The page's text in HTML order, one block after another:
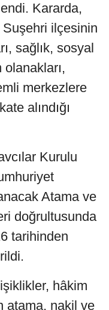
Kararda,
ilçesinin
sağlık, sosyal
merkezlere
alındığı
Kurulu
Atama ve
doğrultusunda
tarihinden
hâkim
atama, nakil ve